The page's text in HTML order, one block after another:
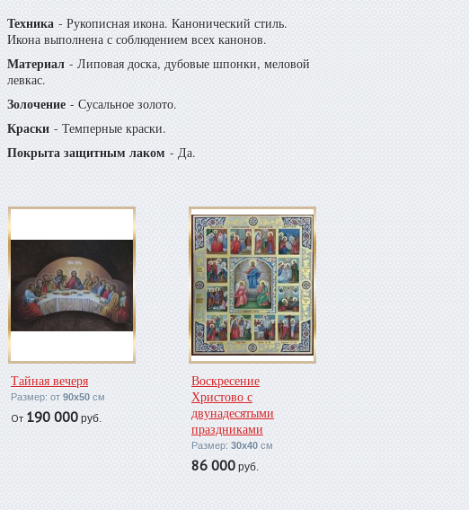
Техника - Рукописная икона. Канонический стиль.
Икона выполнена с соблюдением всех канонов.
Материал - Липовая доска, дубовые шпонки, меловой
левкас.
Золочение - Сусальное золото.
Краски - Темперные краски.
Покрыта защитным лаком - Да.
Тайная вечеря
Размер: от 90х50 см
От 190 000 руб.
Воскресение
Христово с
двунадесятыми
праздниками
Размер: 30х40 см
86 000 руб.